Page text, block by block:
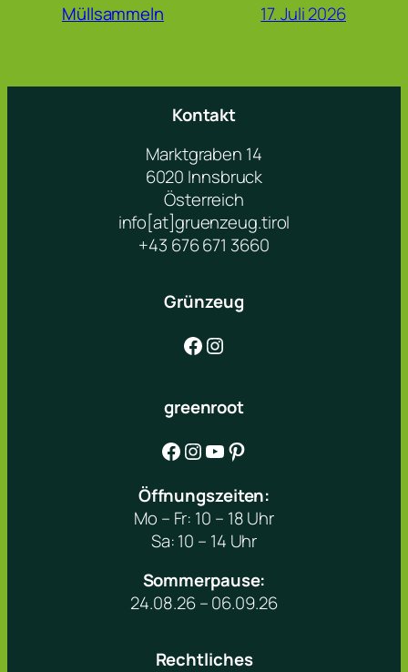
Müllsammeln 17. Juli 2026
Kontakt
Marktgraben 14
6020 Innsbruck
Österreich
info[at]gruenzeug.tirol
+43 676 671 3660
Grünzeug
Facebook Instagram
greenroot
Facebook Instagram YouTube Pinterest
Öffnungszeiten:
Mo – Fr: 10 – 18 Uhr
Sa: 10 – 14 Uhr
Sommerpause:
24.08.26 – 06.09.26
Rechtliches